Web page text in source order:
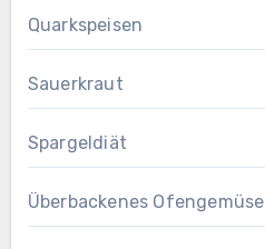
Quarkspeisen
Sauerkraut
Spargeldiät
Überbackenes Ofengemüse